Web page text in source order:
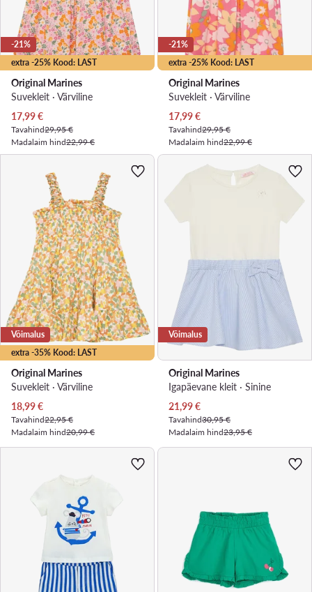
extra -25% Kood: LAST
-21%
Original Marines
Suvekleit · Värviline
Praegune hind
17,99€
Tavahind29,95 €
Madalaim hind22,99 €
extra -25% Kood: LAST
-21%
Original Marines
Suvekleit · Värviline
Praegune hind
17,99€
Tavahind29,95 €
Madalaim hind22,99 €
extra -35% Kood: LAST
Võimalus
Original Marines
Suvekleit · Värviline
Praegune hind
18,99€
Tavahind22,95 €
Madalaim hind20,99 €
Võimalus
Original Marines
Igapäevane kleit · Sinine
Praegune hind
21,99€
Tavahind30,95 €
Madalaim hind23,95 €